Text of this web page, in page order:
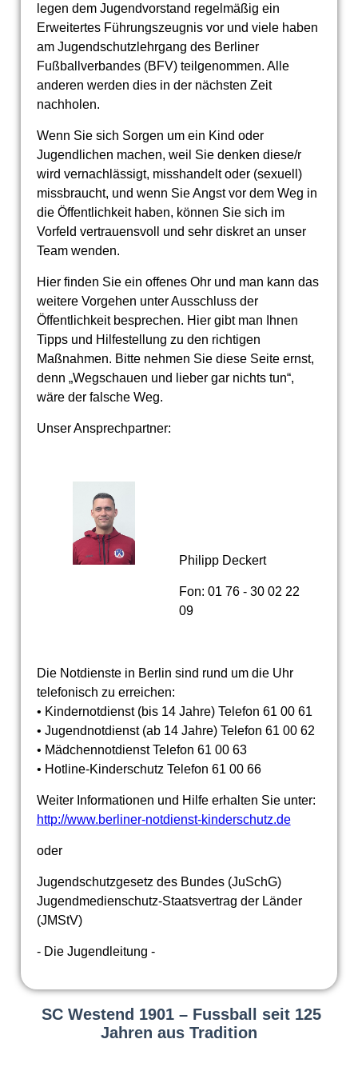
legen dem Jugendvorstand regelmäßig ein
Erweitertes Führungszeugnis vor und viele haben
am Jugendschutzlehrgang des Berliner
Fußballverbandes (BFV) teilgenommen. Alle
anderen werden dies in der nächsten Zeit
nachholen.
Wenn Sie sich Sorgen um ein Kind oder
Jugendlichen machen, weil Sie denken diese/r
wird vernachlässigt, misshandelt oder (sexuell)
missbraucht, und wenn Sie Angst vor dem Weg in
die Öffentlichkeit haben, können Sie sich im
Vorfeld vertrauensvoll und sehr diskret an unser
Team wenden.
Hier finden Sie ein offenes Ohr und man kann das
weitere Vorgehen unter Ausschluss der
Öffentlichkeit besprechen. Hier gibt man Ihnen
Tipps und Hilfestellung zu den richtigen
Maßnahmen. Bitte nehmen Sie diese Seite ernst,
denn „Wegschauen und lieber gar nichts tun“,
wäre der falsche Weg.
Unser Ansprechpartner:
Philipp Deckert
Fon: 01 76 - 30 02 22
09
Die Notdienste in Berlin sind rund um die Uhr
telefonisch zu erreichen:
• Kindernotdienst (bis 14 Jahre) Telefon 61 00 61
• Jugendnotdienst (ab 14 Jahre) Telefon 61 00 62
• Mädchennotdienst Telefon 61 00 63
• Hotline-Kinderschutz Telefon 61 00 66
Weiter Informationen und Hilfe erhalten Sie unter:
http://www.berliner-notdienst-kinderschutz.de
oder
Jugendschutzgesetz des Bundes (JuSchG)
Jugendmedienschutz-Staatsvertrag der Länder
(JMStV)
- Die Jugendleitung -
SC Westend 1901 – Fussball seit 125
Jahren aus Tradition